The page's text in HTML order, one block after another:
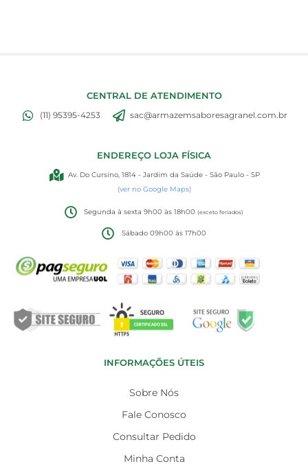
CENTRAL DE ATENDIMENTO
(11) 95395-4253 sac@armazemsaboresagranel.com.br
ENDEREÇO LOJA FÍSICA
Av. Do Cursino, 1814 - Jardim da Saúde - São Paulo - SP
(ver no Google Maps)
Segunda à sexta 9h00 às 18h00(exceto feriados)
Sábado 09h00 às 17h00
INFORMAÇÕES ÚTEIS
Sobre Nós
Fale Conosco
Consultar Pedido
Minha Conta